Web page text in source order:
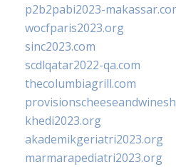
p2b2pabi2023-
wocfparis2023.org
sinc2023.com
scdlqatar2022-qa.com
thecolumbiagrill.com
khedi2023.org
akademikgeriatri2023.org
marmarapediatri2023.org